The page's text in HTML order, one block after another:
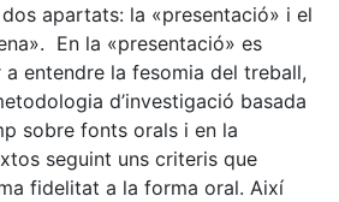
apartats: la «presentació» i el
En la «presentació» es
entendre la fesomia del treball,
d’investigació basada
sobre fonts orals i en la
seguint uns criteris que
fidelitat a la forma oral. Així